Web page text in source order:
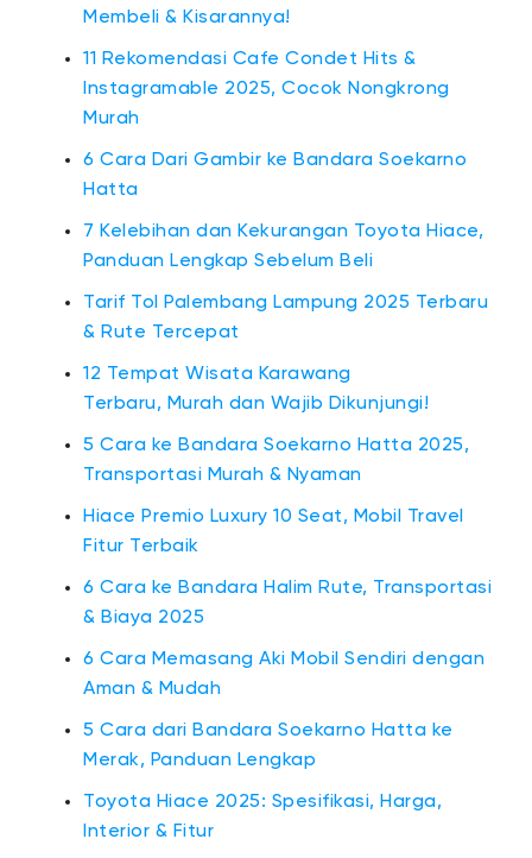
Membeli & Kisarannya!
11 Rekomendasi Cafe Condet Hits &
Instagramable 2025, Cocok Nongkrong
Murah
6 Cara Dari Gambir ke Bandara Soekarno
Hatta
7 Kelebihan dan Kekurangan Toyota Hiace,
Panduan Lengkap Sebelum Beli
Tarif Tol Palembang Lampung 2025 Terbaru
& Rute Tercepat
12 Tempat Wisata Karawang
Terbaru, Murah dan Wajib Dikunjungi!
5 Cara ke Bandara Soekarno Hatta 2025,
Transportasi Murah & Nyaman
Hiace Premio Luxury 10 Seat, Mobil Travel
Fitur Terbaik
6 Cara ke Bandara Halim Rute, Transportasi
& Biaya 2025
6 Cara Memasang Aki Mobil Sendiri dengan
Aman & Mudah
5 Cara dari Bandara Soekarno Hatta ke
Merak, Panduan Lengkap
Toyota Hiace 2025: Spesifikasi, Harga,
Interior & Fitur